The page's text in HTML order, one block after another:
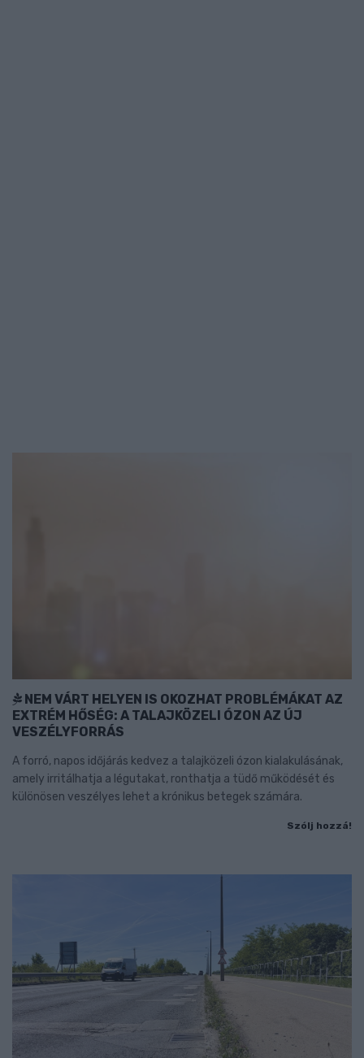
NEM VÁRT HELYEN IS OKOZHAT PROBLÉMÁKAT AZ
EXTRÉM HŐSÉG: A TALAJKÖZELI ÓZON AZ ÚJ
VESZÉLYFORRÁS
A forró, napos időjárás kedvez a talajközeli ózon kialakulásának,
amely irritálhatja a légutakat, ronthatja a tüdő működését és
különösen veszélyes lehet a krónikus betegek számára.
Szólj hozzá!